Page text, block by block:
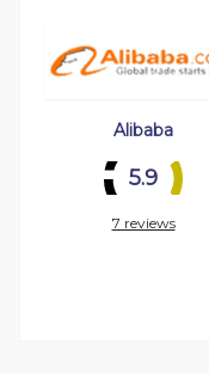
Alibaba
5.9
7 reviews